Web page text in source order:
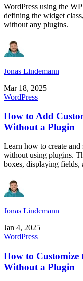
WordPress using the
defining the widget
without any plugins.
Jonas Lindemann
Mar 18, 2025
WordPress
How to Add
Without a Plugin
Learn how to create and
without using plugins.
boxes, displaying fields,
Jonas Lindemann
Jan 4, 2025
WordPress
How to Customize
Without a Plugin